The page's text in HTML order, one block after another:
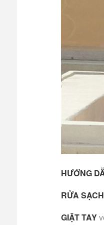
HƯỚNG
RỬA SẠCH
GIẶT TAY